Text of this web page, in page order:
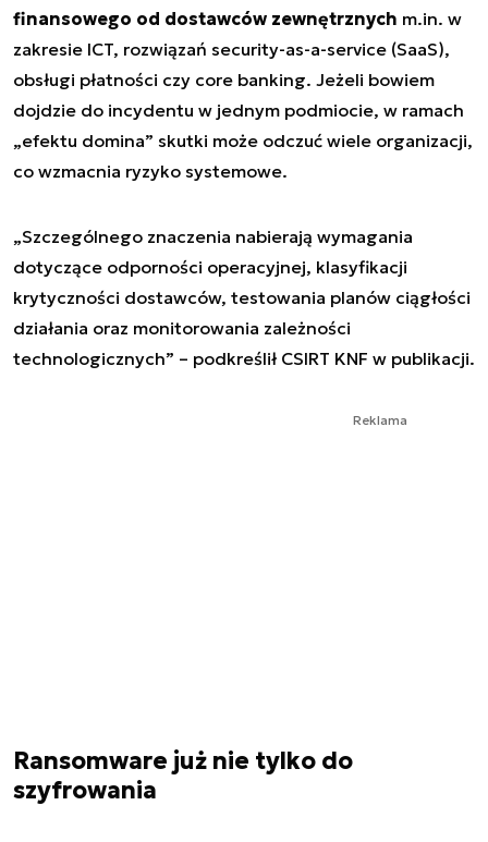
finansowego od dostawców zewnętrznych m.in. w
zakresie ICT, rozwiązań security-as-a-service (SaaS),
obsługi płatności czy core banking. Jeżeli bowiem
dojdzie do incydentu w jednym podmiocie, w ramach
„efektu domina” skutki może odczuć wiele organizacji,
co wzmacnia ryzyko systemowe.
„Szczególnego znaczenia nabierają wymagania
dotyczące odporności operacyjnej, klasyfikacji
krytyczności dostawców, testowania planów ciągłości
działania oraz monitorowania zależności
technologicznych” – podkreślił CSIRT KNF w publikacji.
Reklama
Ransomware już nie tylko do
szyfrowania